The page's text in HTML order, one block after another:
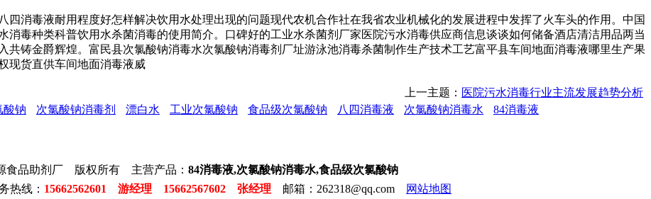
毒液耐用程度好怎样解决饮用水处理出现的问题现代农机合作社在我省农业机械化的发展进程中发挥了火车头的作用。中国
毒种类科普饮用水杀菌消毒的使用简介。口碑好的工业水杀菌剂厂家医院污水消毒供应商信息谈谈如何储备酒店清洁用品两当
铸金爵辉煌。富民县次氯酸钠消毒水次氯酸钠消毒剂厂址游泳池消毒杀菌制作生产技术工艺富平县车间地面消毒液哪里生产果
现货直供车间地面消毒液威
上一主题： 医院污水消毒行业主流发展趋势分析
酸钠 次氯酸钠消毒剂 漂白水 工业次氯酸钠 食品级次氯酸钠 八四消毒液 次氯酸钠消毒水 84消毒液
食品助剂厂 版权所有 主营产品： 84消毒液,次氯酸钠消毒水,食品级次氯酸钠
热线： 15662562601 游经理 15662567602 张经理 邮箱：262318@qq.com 网站地图